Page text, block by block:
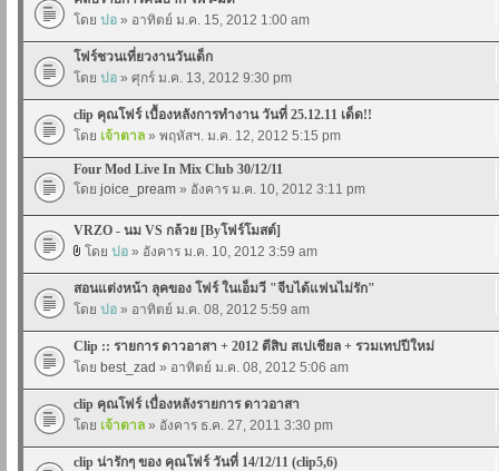
โดย ปอ » อาทิตย์ ม.ค. 15, 2012 1:00 am
โฟร์ชวนเที่ยวงานวันเด็ก
โดย ปอ » ศุกร์ ม.ค. 13, 2012 9:30 pm
clip คุณโฟร์ เบื้องหลังการทำงาน วันที่ 25.12.11 เด็ด!!
โดย เจ้าตาล » พฤหัสฯ. ม.ค. 12, 2012 5:15 pm
Four Mod Live In Mix Club 30/12/11
โดย joice_pream » อังคาร ม.ค. 10, 2012 3:11 pm
VRZO - นม VS กล้วย [Byโฟร์โมสต์]
โดย ปอ » อังคาร ม.ค. 10, 2012 3:59 am
สอนแต่งหน้า ลุคของ โฟร์ ในเอ็มวี "จีบได้แฟนไม่รัก"
โดย ปอ » อาทิตย์ ม.ค. 08, 2012 5:59 am
Clip :: รายการ ดาวอาสา + 2012 ตีสิบ สเปเชียล + รวมเทปปีใหม่
โดย best_zad » อาทิตย์ ม.ค. 08, 2012 5:06 am
clip คุณโฟร์ เบื่องหลังรายการ ดาวอาสา
โดย เจ้าตาล » อังคาร ธ.ค. 27, 2011 3:30 pm
clip น่ารักๆ ของ คุณโฟร์ วันที่ 14/12/11 (clip5,6)